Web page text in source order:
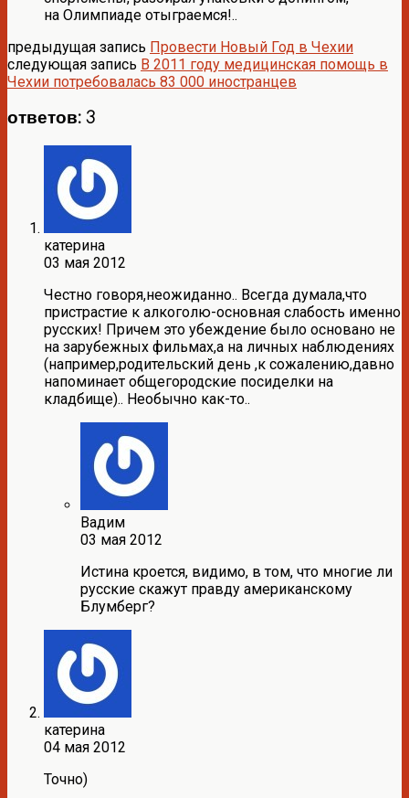
на Олимпиаде отыграемся!..
предыдущая запись Провести Новый Год в Чехии
следующая запись В 2011 году медицинская помощь в
Чехии потребовалась 83 000 иностранцев
ответов: 3
катерина
03 мая 2012
Честно говоря,неожиданно.. Всегда думала,что
пристрастие к алкоголю-основная слабость именно
русских! Причем это убеждение было основано не
на зарубежных фильмах,а на личных наблюдениях
(например,родительский день ,к сожалению,давно
напоминает общегородские посиделки на
кладбище).. Необычно как-то..
Вадим
03 мая 2012
Истина кроется, видимо, в том, что многие ли
русские скажут правду американскому
Блумберг?
катерина
04 мая 2012
Точно)